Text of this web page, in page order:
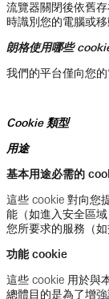
流覽器關閉後依舊
時識別您的電腦或移
朗格使用哪些
我們的平台僅向您
Cookie 類型
用途
基本用途必需的
這些 cookie 對向您
能（如進入安全區
您所要求的服務（如
功能 cookie
這些 cookie 用於與
總體目的是為了增